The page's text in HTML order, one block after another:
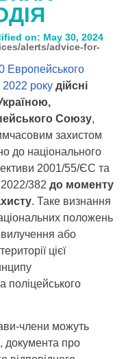
on: May 30, 2024
alerts/advice-for-
Европейського
року дійсні
Союзу,
захистом
до національного
2001/55/ЄС та
382 до моменту
. Таке визнання
положень
або
цієї
поліцейського
члени можуть
документа про